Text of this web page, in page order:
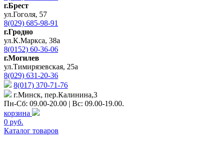
г.Брест
ул.Гоголя, 57
8(029) 685-98-91
г.Гродно
ул.К.Маркса, 38а
8(0152) 60-36-06
г.Могилев
ул.Тимирязевская, 25а
8(029) 631-20-36
8(017) 370-71-76
г.Минск, пер.Калинина,3
Пн-Сб: 09.00-20.00 | Вс: 09.00-19.00.
корзина
0 руб.
Каталог товаров